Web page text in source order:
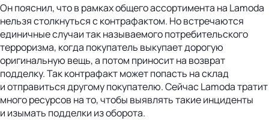
Он пояснил, что в рамках общего ассортимента на Lamoda
нельзя столкнуться с контрафактом. Но встречаются
единичные случаи так называемого потребительского
терроризма, когда покупатель выкупает дорогую
оригинальную вещь, а потом приносит на возврат
подделку. Так контрафакт может попасть на склад
и отправиться другому покупателю. Сейчас Lamoda тратит
много ресурсов на то, чтобы выявлять такие инциденты
и изымать подделки из оборота.